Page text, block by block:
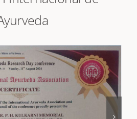
Internacional de